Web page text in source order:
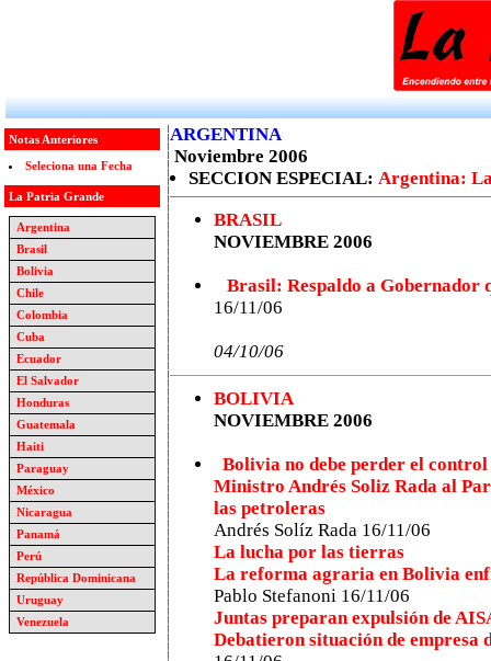
Notas Anteriores
Seleciona una Fecha
La Patria Grande
Argentina
Brasil
Bolivia
Chile
Colombia
Cuba
Ecuador
El Salvador
Honduras
Guatemala
Haiti
Paraguay
México
Nicaragua
Panamá
Perú
República Dominicana
Uruguay
Venezuela
ARGENTINA
Noviembre 2006
SECCION ESPECIAL: Argentina:
BRASIL
NOVIEMBRE 2006
Brasil: Respaldo a Gobernador
16/11/06
04/10/06
BOLIVIA
NOVIEMBRE 2006
Bolivia no debe perder el
Ministro Andrés Soliz Rada al
las petroleras
Andrés Solíz Rada 16/11/06
La lucha por las tierras
La reforma agraria en Bolivia
Pablo Stefanoni 16/11/06
Juntas preparan expulsión de
Debatieron situación de empresa